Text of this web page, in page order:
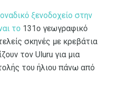
ξενοδοχείο στην
το 131ο γεωγραφικό
σκηνές με κρεβάτια
τον Uluru για μια
του ήλιου πάνω από